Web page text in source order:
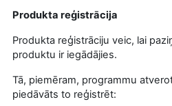
Produkta reģistrācija
Produkta reģistrāciju veic, lai
produktu ir iegādājies.
Tā, piemēram, programmu
piedāvāts to reģistrēt: